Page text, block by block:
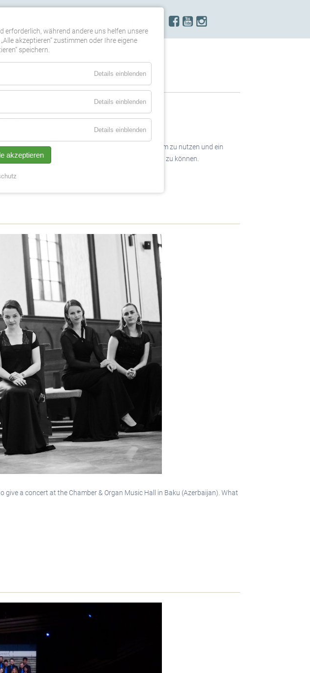
Wir haben uns dafür entschieden, diesen Raum zu nutzen und ein
unsere Musik erreichen, auch für begeistern zu können.
a concert at the Chamber & Organ Music Hall in Baku (Azerbaijan). What
erforderlich, während andere uns helfen unsere
akzeptieren“ zustimmen oder Ihre eigene
speichern.
Details einblenden
Details einblenden
Details einblenden
akzeptieren